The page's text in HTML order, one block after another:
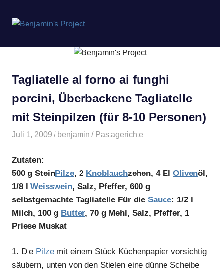
springen
Project
Tagliatelle al forno ai funghi
porcini, Überbackene Tagliatelle
mit Steinpilzen (für 8-10 Personen)
Juli 1, 2009 benjamin Pastagerichte
Zutaten:
500 g SteinPilze, 2 Knoblauchzehen, 4 El Olivenöl,
1/8 l Weisswein, Salz, Pfeffer, 600 g
selbstgemachte Tagliatelle Für die Sauce: 1/2 l
Milch, 100 g Butter, 70 g Mehl, Salz, Pfeffer, 1
Priese Muskat
1. Die Pilze mit einem Stück Küchenpapier vorsichtig
säubern, unten von den Stielen eine dünne Scheibe